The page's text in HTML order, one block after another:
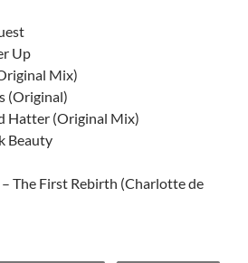
Up
Mix)
(Original)
Hatter (Original Mix)
Beauty
The First Rebirth (Charlotte de